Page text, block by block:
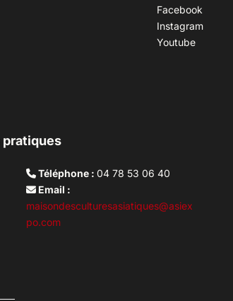
Facebook
Instagram
Youtube
pratiques
Téléphone :04 78 53 06 40
Email :
maisondesculturesasiatiques@asiex
po.com